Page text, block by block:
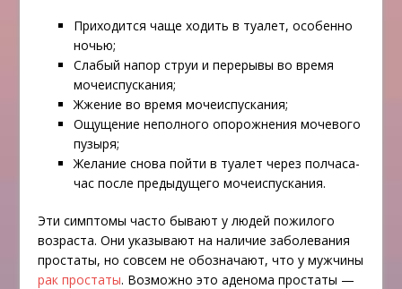
Приходится чаще ходить в туалет, особенно
ночью;
Слабый напор струи и перерывы во время
мочеиспускания;
Жжение во время мочеиспускания;
Ощущение неполного опорожнения мочевого
пузыря;
Желание снова пойти в туалет через полчаса-
час после предыдущего мочеиспускания.
Эти симптомы часто бывают у людей пожилого
возраста. Они указывают на наличие заболевания
простаты, но совсем не обозначают, что у мужчины
рак простаты. Возможно это аденома простаты —